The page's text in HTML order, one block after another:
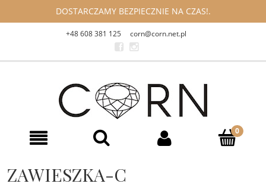
DOSTARCZAMY BEZPIECZNIE NA CZAS!.
+48 608 381 125 corn@corn.net.pl
ZAWIESZKA-C